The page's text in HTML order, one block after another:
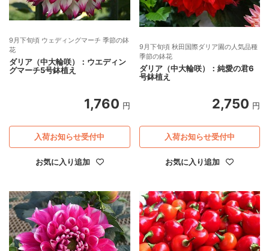
9月下旬頃 ウェディングマーチ 季節の鉢
花
ダリア（中大輪咲）：ウエディン
グマーチ5号鉢植え
1,760 円
お気に入り追加
入荷お知らせ受付中
9月下旬頃 秋田国際ダリア園の人気品種
季節の鉢花
ダリア（中大輪咲）：純愛の君6
号鉢植え
2,750 円
お気に入り追加
入荷お知らせ受付中